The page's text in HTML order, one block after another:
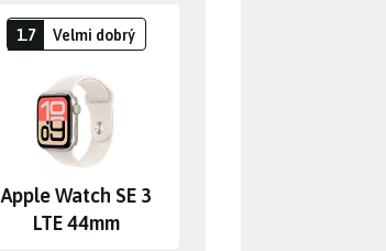
1.7 Velmi dobrý
Apple Watch SE 3
LTE 44mm